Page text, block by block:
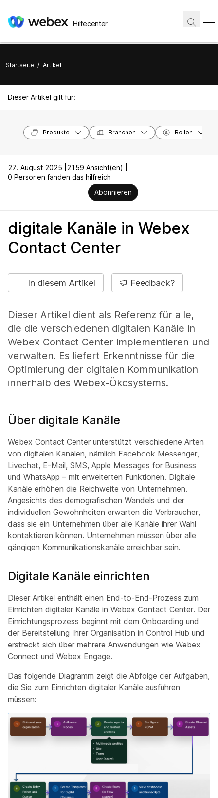
Hilfecenter
Startseite / Artikel
Dieser Artikel gilt für:
Produkte Branchen Rollen
27. August 2025 |
2159 Ansicht(en) |
0 Personen fanden das hilfreich
Abonnieren
digitale Kanäle in Webex
Contact Center
In diesem Artikel Feedback?
Dieser Artikel dient als Referenz für alle,
die die verschiedenen digitalen Kanäle in
Webex Contact Center implementieren und
verwalten. Es liefert Erkenntnisse für die
Optimierung der digitalen Kommunikation
innerhalb des Webex-Ökosystems.
Über digitale Kanäle
Webex Contact Center unterstützt verschiedene Arten
von digitalen Kanälen, nämlich Facebook Messenger,
Livechat, E-Mail, SMS, Apple Messages for Business
und WhatsApp – mit erweiterten Funktionen. Digitale
Kanäle erhöhen die Reichweite von Unternehmen.
Angesichts des demografischen Wandels und der
individuellen Gewohnheiten erwarten die Verbraucher,
dass sie ein Unternehmen über alle Kanäle ihrer Wahl
kontaktieren können. Unternehmen müssen über alle
gängigen Kommunikationskanäle erreichbar sein.
Digitale Kanäle einrichten
Dieser Artikel enthält einen End-to-End-Prozess zum
Einrichten digitaler Kanäle in Webex Contact Center. Der
Einrichtungsprozess beginnt mit dem Onboarding und
der Bereitstellung Ihrer Organisation in Control Hub und
erstreckt sich über mehrere Anwendungen wie Webex
Connect und Webex Engage.
Das folgende Diagramm zeigt die Abfolge der Aufgaben,
die Sie zum Einrichten digitaler Kanäle ausführen
müssen: